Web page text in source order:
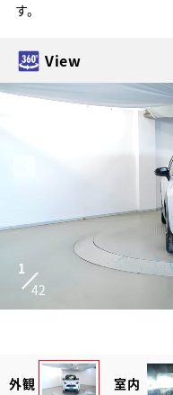
す。
View
1
42
外観 室内